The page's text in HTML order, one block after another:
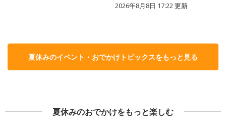
2026年8月8日 17:22更新
夏休みのイベント・おでかけトピックスをもっと見る
夏休みのおでかけをもっと楽しむ